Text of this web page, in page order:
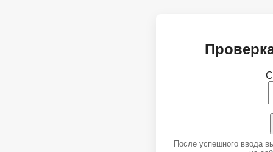
После успешного ввода